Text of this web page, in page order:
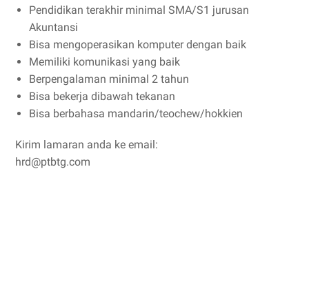
Pendidikan terakhir minimal SMA/S1 jurusan
Akuntansi
Bisa mengoperasikan komputer dengan baik
Memiliki komunikasi yang baik
Berpengalaman minimal 2 tahun
Bisa bekerja dibawah tekanan
Bisa berbahasa mandarin/teochew/hokkien
Kirim lamaran anda ke email:
hrd@ptbtg.com